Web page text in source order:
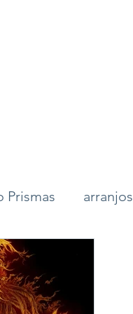
Prismas arranjos
pássaro de fogo